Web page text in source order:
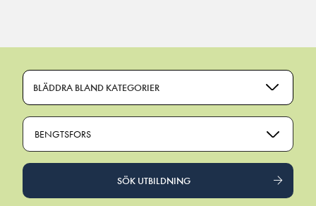
BLÄDDRA BLAND KATEGORIER
BENGTSFORS
SÖK UTBILDNING